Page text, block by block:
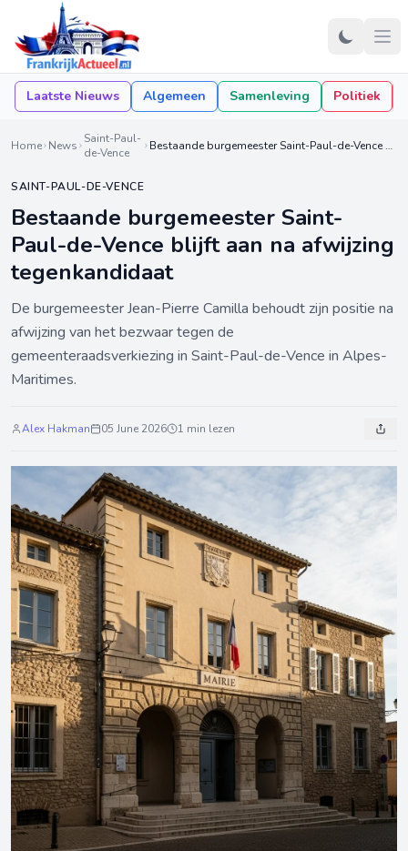
Laatste Nieuws Algemeen Samenleving Politiek
Home News Saint-Paul-
de-Vence
Bestaande burgemeester Saint-Paul-de-Vence blijft aan na afwijzing tegenkandidaat
SAINT-PAUL-DE-VENCE
Bestaande burgemeester Saint-
Paul-de-Vence blijft aan na afwijzing
tegenkandidaat
De burgemeester Jean-Pierre Camilla behoudt zijn positie na
afwijzing van het bezwaar tegen de
gemeenteraadsverkiezing in Saint-Paul-de-Vence in Alpes-
Maritimes.
Alex Hakman 05 June 2026 1 min lezen